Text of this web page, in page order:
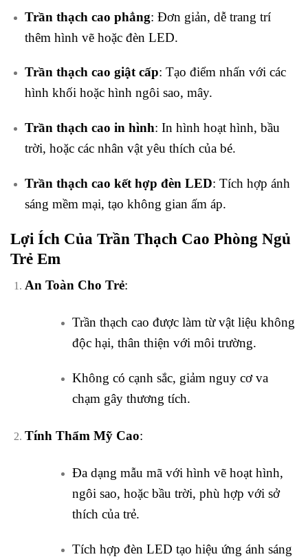
Trần thạch cao phẳng: Đơn giản, dễ trang trí
thêm hình vẽ hoặc đèn LED.
Trần thạch cao giật cấp: Tạo điểm nhấn với các
hình khối hoặc hình ngôi sao, mây.
Trần thạch cao in hình: In hình hoạt hình, bầu
trời, hoặc các nhân vật yêu thích của bé.
Trần thạch cao kết hợp đèn LED: Tích hợp ánh
sáng mềm mại, tạo không gian ấm áp.
Lợi Ích Của Trần Thạch Cao Phòng Ngủ
Trẻ Em
An Toàn Cho Trẻ:
Trần thạch cao được làm từ vật liệu không
độc hại, thân thiện với môi trường.
Không có cạnh sắc, giảm nguy cơ va
chạm gây thương tích.
Tính Thẩm Mỹ Cao:
Đa dạng mẫu mã với hình vẽ hoạt hình,
ngôi sao, hoặc bầu trời, phù hợp với sở
thích của trẻ.
Tích hợp đèn LED tạo hiệu ứng ánh sáng